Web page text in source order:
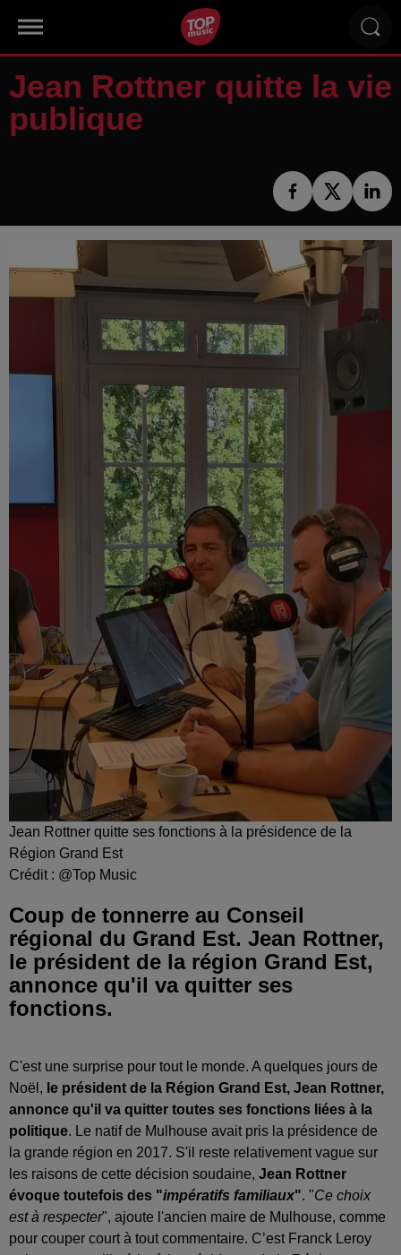
Jean Rottner quitte la vie
publique
Jean Rottner quitte ses fonctions à la présidence de la
Région Grand Est
Crédit : @Top Music
Coup de tonnerre au Conseil
régional du Grand Est. Jean Rottner,
le président de la région Grand Est,
annonce qu'il va quitter ses
C'est une surprise pour tout le monde. A quelques jours de
Noël, le président de la Région Grand Est, Jean Rottner,
annonce qu'il va quitter toutes ses fonctions liées à la
politique. Le natif de Mulhouse avait pris la présidence de
la grande région en 2017. S'il reste relativement vague sur
les raisons de cette décision soudaine, Jean Rottner
évoque toutefois des "impératifs familiaux". "Ce choix
est à respecter", ajoute l'ancien maire de Mulhouse, comme
pour couper court à tout commentaire. C’est Franck Leroy